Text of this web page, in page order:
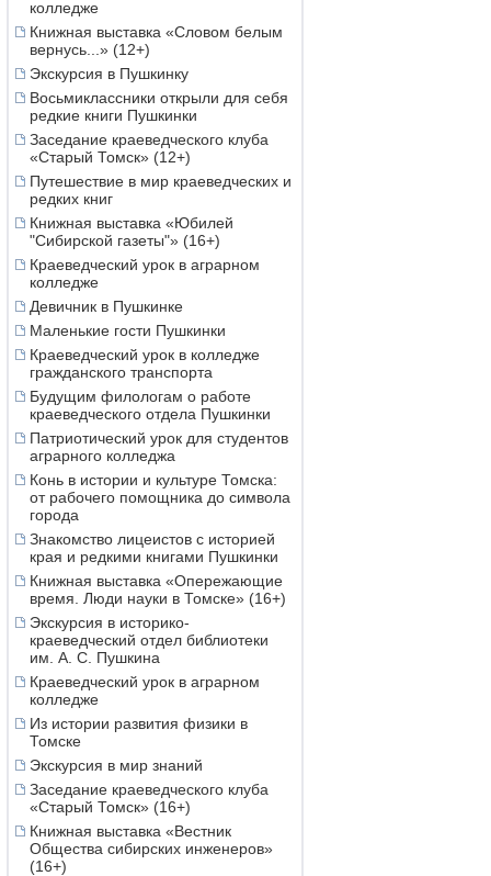
колледже
Книжная выставка «Словом белым
вернусь...» (12+)
Экскурсия в Пушкинку
Восьмиклассники открыли для себя
редкие книги Пушкинки
Заседание краеведческого клуба
«Старый Томск» (12+)
Путешествие в мир краеведческих и
редких книг
Книжная выставка «Юбилей
"Сибирской газеты"» (16+)
Краеведческий урок в аграрном
колледже
Девичник в Пушкинке
Маленькие гости Пушкинки
Краеведческий урок в колледже
гражданского транспорта
Будущим филологам о работе
краеведческого отдела Пушкинки
Патриотический урок для студентов
аграрного колледжа
Конь в истории и культуре Томска:
от рабочего помощника до символа
города
Знакомство лицеистов с историей
края и редкими книгами Пушкинки
Книжная выставка «Опережающие
время. Люди науки в Томске» (16+)
Экскурсия в историко-
краеведческий отдел библиотеки
им. А. С. Пушкина
Краеведческий урок в аграрном
колледже
Из истории развития физики в
Томске
Экскурсия в мир знаний
Заседание краеведческого клуба
«Старый Томск» (16+)
Книжная выставка «Вестник
Общества сибирских инженеров»
(16+)